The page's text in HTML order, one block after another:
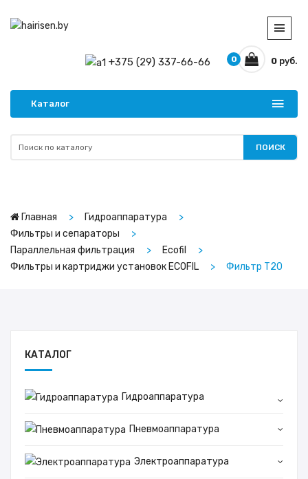
+375 (29) 337-66-66 0 руб.
0
Каталог
ПОИСК
Главная
Гидроаппаратура
Фильтры и сепараторы
Параллельная фильтрация
Ecofil
Фильтры и картриджи установок ECOFIL
Фильтр Т20
КАТАЛОГ
Гидроаппаратура
Пневмоаппаратура
Электроаппаратура